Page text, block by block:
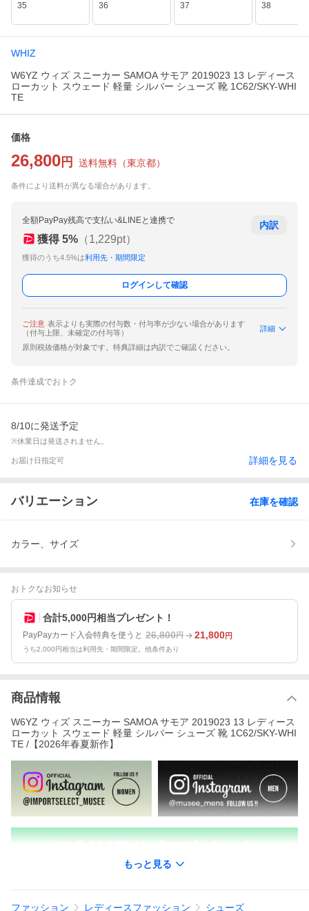
35 36 37 38
WHIZ
W6YZ ウィズ スニーカー SAMOA サモア 2019023 13 レディース
ローカット スウェード 軽量 シルバー シューズ 靴 1C62/SKY-WHI
TE
価格
26,800 円 送料無料 （東京都）
条件により送料が異なる場合があります。
全額PayPay残高で支払い&LINEと連携で
獲得 5% （1,229pt）
獲得のうち4.5%は利用先・期間限定
内訳
ログインして確認
ご注意 表示よりも実際の付与数・付与率が少ない場合があります
（付与上限、未確定の付与等）
詳細
原則税抜価格が対象です。特典詳細は内訳でご確認ください。
条件達成でおトク
8/10に発送予定
※休業日は発送されません。
お届け日指定可 詳細を見る
バリエーション 在庫を確認
カラー、サイズ
おトクなお知らせ
合計5,000円相当プレゼント！
PayPayカード入会特典を使うと 26,800円 21,800円
うち2,000円相当は利用先・期間限定。他条件あり
商品情報
W6YZ ウィズ スニーカー SAMOA サモア 2019023 13 レディース
ローカット スウェード 軽量 シルバー シューズ 靴 1C62/SKY-WHI
TE /【2026年春夏新作】
もっと見る
ファッション レディースファッション シューズ